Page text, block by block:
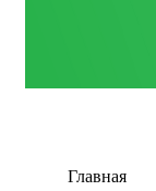
Главная